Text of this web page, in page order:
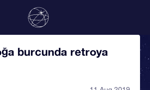
burcunda retroya